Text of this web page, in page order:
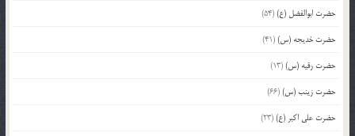
حضرت ابوالفضل (ع)(54)
حضرت خدیجه (س)(41)
حضرت رقیه (س)(13)
حضرت زینب (س)(66)
حضرت علی اکبر (ع)(23)